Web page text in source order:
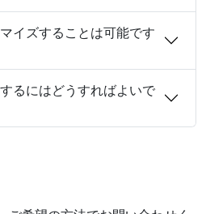
イズすることは可能です
るにはどうすればよいで